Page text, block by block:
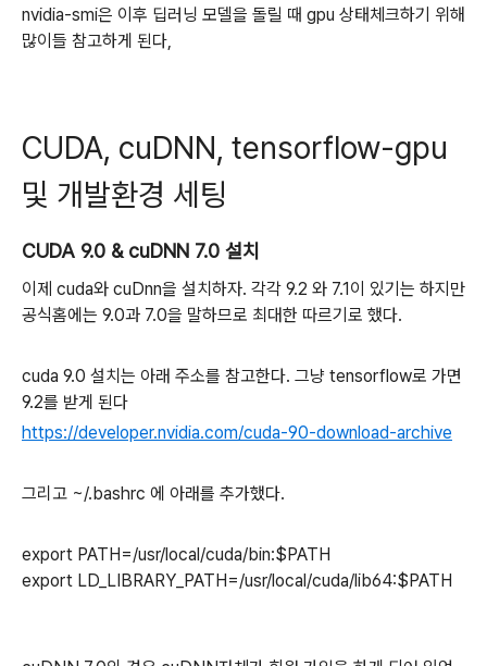
nvidia-smi은 이후 딥러닝 모델을 돌릴 때 gpu 상태체크하기 위해
많이들 참고하게 된다,
CUDA, cuDNN, tensorflow-gpu
및 개발환경 세팅
CUDA 9.0 & cuDNN 7.0 설치
이제 cuda와 cuDnn을 설치하자. 각각 9.2 와 7.1이 있기는 하지만
공식홈에는 9.0과 7.0을 말하므로 최대한 따르기로 했다.
cuda 9.0 설치는 아래 주소를 참고한다. 그냥 tensorflow로 가면
9.2를 받게 된다
https://developer.nvidia.com/cuda-90-download-archive
그리고 ~/.bashrc 에 아래를 추가했다.
export PATH=/usr/local/cuda/bin:$PATH
export LD_LIBRARY_PATH=/usr/local/cuda/lib64:$PATH